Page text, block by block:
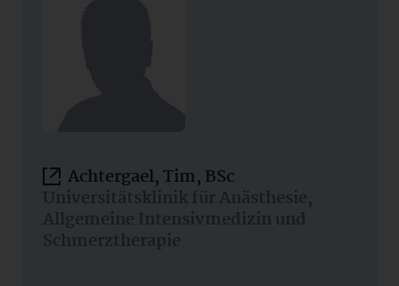
Achtergael, Tim, BSc
Universitätsklinik für Anästhesie,
Allgemeine Intensivmedizin und
Schmerztherapie